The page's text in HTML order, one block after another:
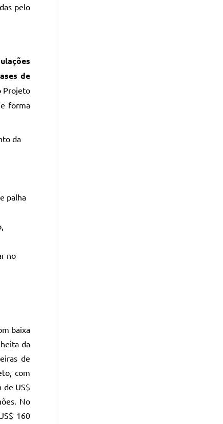
pelo
de
Projeto
forma
da
palha
no
baixa
da
de
com
de US$
No
160